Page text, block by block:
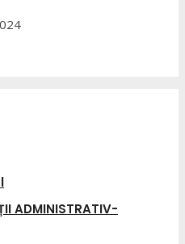
ADMINISTRATIV-